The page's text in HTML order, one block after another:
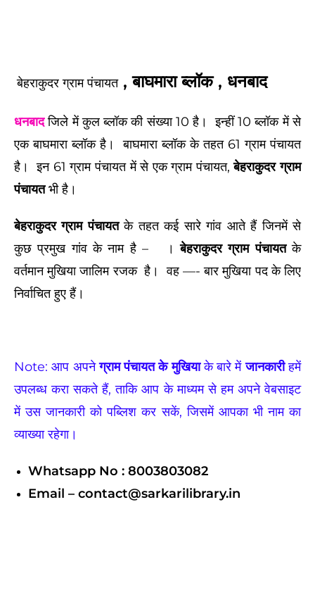
बेहराकुदर ग्राम पंचायत, बाघमारा ब्लॉक , धनबाद
धनबादजिले में कुल ब्लॉक की संख्या 10 है। इन्हीं 10 ब्लॉक में से
एक बाघमारा ब्लॉक है। बाघमारा ब्लॉक के तहत 61 ग्राम पंचायत
है। इन 61 ग्राम पंचायत में से एक ग्राम पंचायत,बेहराकुदर ग्राम
पंचायतभी है।
बेहराकुदर ग्राम पंचायतके तहत कई सारे गांव आते हैं जिनमें से
कुछ प्रमुख गांव के नाम है –
।बेहराकुदर ग्राम पंचायतके
वर्तमान मुखिया जालिम रजकहै।
वह —- बार मुखिया पद के लिए
निर्वाचित हुए हैं।
Note: आप अपनेग्राम पंचायत के मुखियाके बारे मेंजानकारीहमें
उपलब्ध करा सकते हैं, ताकि आप के माध्यम से हम अपने वेबसाइट
में उस जानकारी को पब्लिश कर सकें, जिसमें आपका भी नाम का
व्याख्या रहेगा।
Whatsapp No : 8003803082
Email – contact@sarkarilibrary.in